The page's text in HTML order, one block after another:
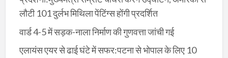
लौटी 101 दुर्लभ मिथिला पेंटिंग्स होंगी प्रदर्शित
वार्ड 4-5 में सड़क-नाला निर्माण की गुणवत्ता जांची गई
एलायंस एयर से ढाई घंटे में सफर:पटना से भोपाल के लिए 10